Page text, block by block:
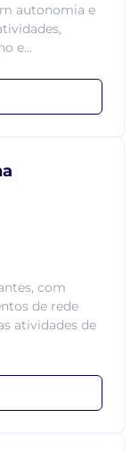
autonomia e
e...
com
de rede
atividades de